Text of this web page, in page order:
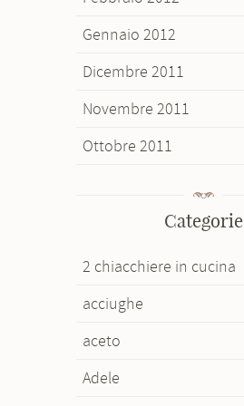
Gennaio 2012
Dicembre 2011
Novembre 2011
Ottobre 2011
Categorie
2 chiacchiere in cucina
acciughe
aceto
Adele